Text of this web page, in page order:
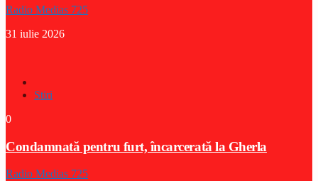
Radio Medias 725
31 iulie 2026
Stiri
0
Condamnată pentru furt, încarcerată la Gherla
Radio Medias 725